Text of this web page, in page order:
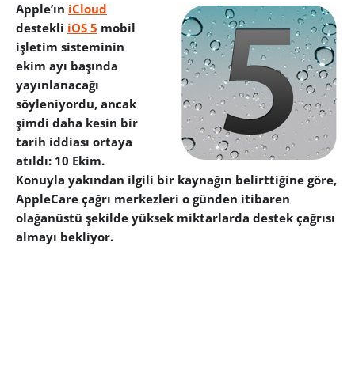
Apple’ın iCloud
destekli iOS 5 mobil
işletim sisteminin
ekim ayı başında
yayınlanacağı
söyleniyordu, ancak
şimdi daha kesin bir
tarih iddiası ortaya
atıldı: 10 Ekim.
Konuyla yakından ilgili bir kaynağın belirttiğine göre,
AppleCare çağrı merkezleri o günden itibaren
olağanüstü şekilde yüksek miktarlarda destek çağrısı
almayı bekliyor.